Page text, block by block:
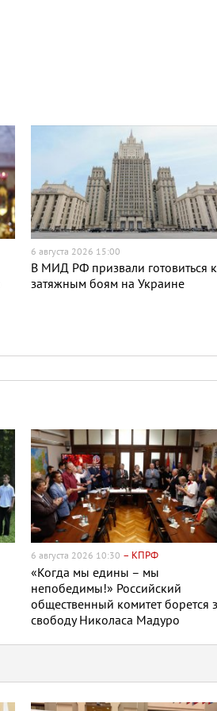
6 августа 2026 15:00
В МИД РФ призвали готовиться к
затяжным боям на Украине
6 августа 2026 10:30 – КПРФ
«Когда мы едины – мы
непобедимы!» Российский
общественный комитет борется
свободу Николаса Мадуро